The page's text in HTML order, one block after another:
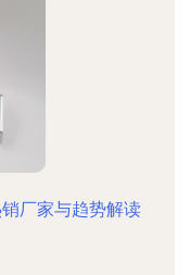
厂家与趋势解读